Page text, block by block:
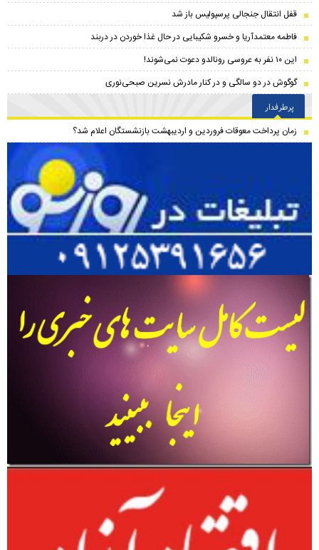
قفل انتقال جنجالی پرسپولیس باز شد
فاطمه معتمدآریا و خسرو شکیبایی در حال غذا خوردن در دربند
این ۱۰ نفر به عروسی رونالدو دعوت نمی‌شوند!
گوگوش در دو سالگی و در کنار مادرش نسرین صبحی‌نوری
پرطرفدار
زمان پرداخت معوقات فروردین و اردیبهشت بازنشستگان اعلام شد؟